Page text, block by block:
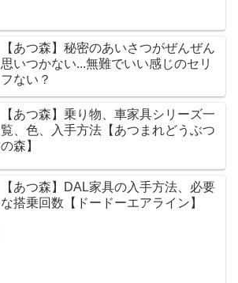
【あつ森】秘密のあいさつがぜんぜん
思いつかない...無難でいい感じのセリ
フない？
【あつ森】乗り物、車家具シリーズ一
覧、色、入手方法【あつまれどうぶつ
の森】
【あつ森】DAL家具の入手方法、必要
な搭乗回数【ドードーエアライン】